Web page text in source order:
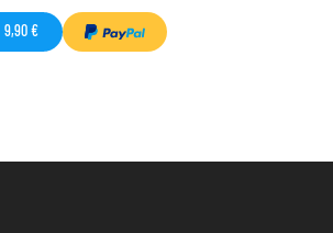
9,90 €